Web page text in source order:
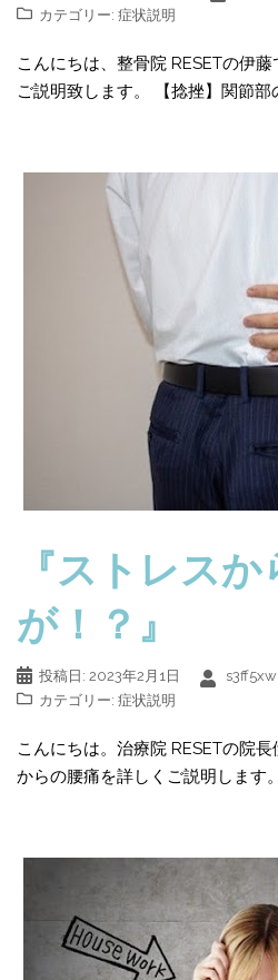
カテゴリー: 症状説明
こんにちは、整骨院 RESETの伊
ご説明致します。 【捻挫】関節部
『ストレス
が！？』
投稿日: 2023年2月1日
カテゴリー: 症状説明
こんにちは。治療院 RESETの院
からの腰痛を詳しくご説明します